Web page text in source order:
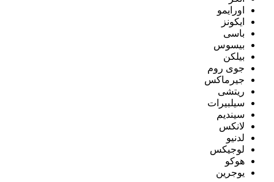
اورايمو
ايكونز
باسى
بيسوس
بيلكن
جوى روم
جيرماكس
ريتشى
سيلبيرات
سينديم
لانكس
لدنيو
لوجيكس
هوكو
يوجرين